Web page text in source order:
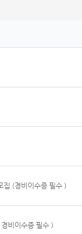
집 (경비이수증 필수 )
비이수증 필수 )